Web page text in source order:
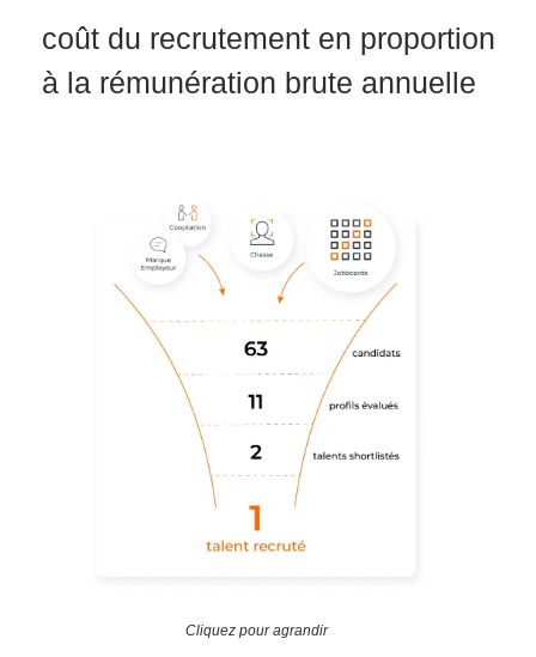
coût du recrutement en proportion
à la rémunération brute annuelle
Cliquez pour agrandir